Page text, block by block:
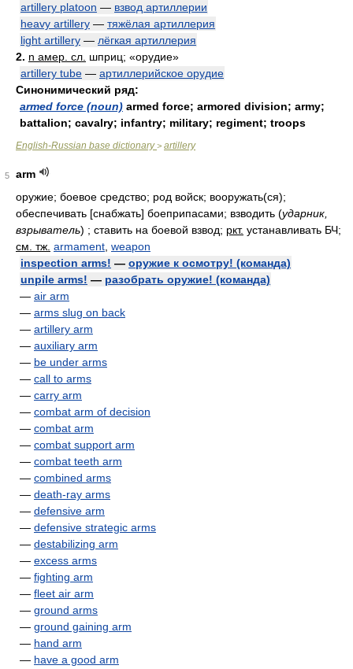
artillery platoon — взвод артиллерии
heavy artillery — тяжёлая артиллерия
light artillery — лёгкая артиллерия
2. n амер. сл. шприц; «орудие»
artillery tube — артиллерийское орудие
Синонимический ряд:
armed force (noun) armed force; armored division; army;
battalion; cavalry; infantry; military; regiment; troops
English-Russian base dictionary> artillery
5
arm
оружие; боевое средство; род войск; вооружать(ся);
обеспечивать [снабжать] боеприпасами; взводить (ударник,
взрыватель) ; ставить на боевой взвод; ркт. устанавливать БЧ;
см. тж. armament weapon
inspection arms! — оружие к осмотру! (команда)
unpile arms! — разобрать оружие! (команда)
— air arm
— arms slug on back
— artillery arm
— auxiliary arm
— be under arms
— call to arms
— carry arm
— combat arm of decision
— combat arm
— combat support arm
— combat teeth arm
— combined arms
— death-ray arms
— defensive arm
— defensive strategic arms
— destabilizing arm
— excess arms
— fighting arm
— fleet air arm
— ground arms
— ground gaining arm
— hand arm
— have a good arm